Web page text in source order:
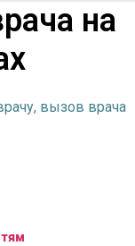
на
вызов врача